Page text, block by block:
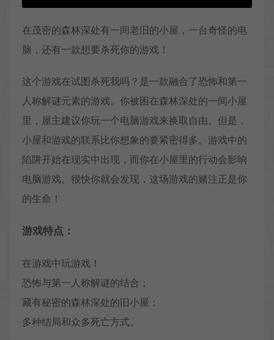
在茂密的森林深处有一间老旧的小屋，一台奇怪的电
脑，还有一款想要杀死你的游戏！
这个游戏在试图杀死我吗？是一款融合了恐怖和第一
人称解谜元素的游戏。你被困在森林深处的一间小屋
里，屋主建议你玩一个电脑游戏来换取自由。但是，
小屋和游戏的联系比你想象的要紧密得多。游戏中的
陷阱开始在现实中出现，而你在小屋里的行动会影响
电脑游戏。很快你就会发现，这场游戏的赌注正是你
的生命！
游戏特点：
在游戏中玩游戏！
恐怖与第一人称解谜的结合；
藏有秘密的森林深处的旧小屋；
多种结局和众多死亡方式。